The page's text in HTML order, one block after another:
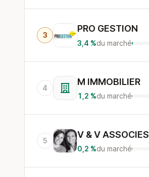
3
PRO GESTION
3,4 %du marché
4
M IMMOBILIER
1,2 %du marché
5
V & V ASSOCIES
0,2 %du marché